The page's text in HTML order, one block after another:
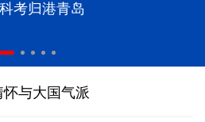
考归港青岛
与大国气派